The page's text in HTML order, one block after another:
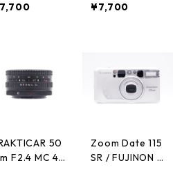
コー
コー
¥7,700
50
F2.4 MC 4/
Zoom Date 115
SR / FUJINON Z